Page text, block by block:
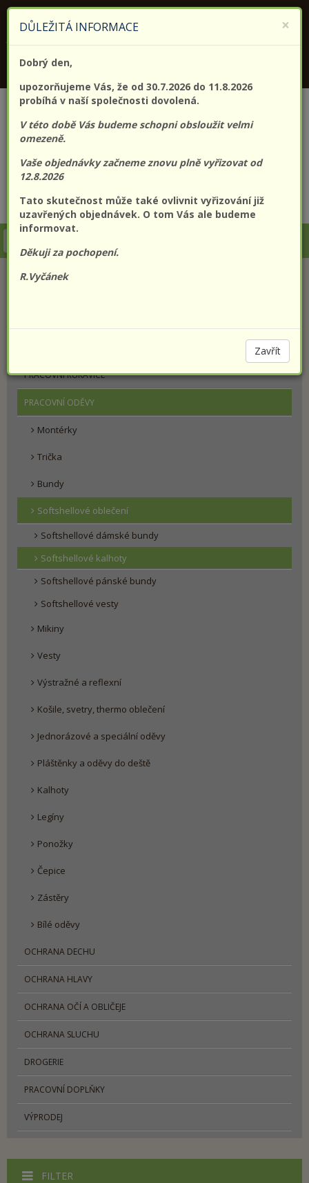
CZK EUR Přihlášení Registrace
PRACOVNÍ RUKAVICE
PRACOVNÍ ODĚVY
Montérky
Trička
Bundy
Softshellové oblečení
Softshellové dámské bundy
Softshellové kalhoty
Softshellové pánské bundy
Softshellové vesty
Mikiny
Vesty
Výstražné a reflexní
Košile, svetry, thermo oblečení
Jednorázové a speciální oděvy
Pláštěnky a oděvy do deště
Kalhoty
Legíny
Ponožky
Čepice
Zástěry
Bílé oděvy
OCHRANA DECHU
OCHRANA HLAVY
OCHRANA OČÍ A OBLIČEJE
OCHRANA SLUCHU
DROGERIE
PRACOVNÍ DOPLŇKY
VÝPRODEJ
FILTER
×
DŮLEŽITÁ INFORMACE
Dobrý den,
upozorňujeme Vás, že od 30.7.2026 do 11.8.2026
probíhá v naší společnosti dovolená.
V této době Vás budeme schopni obsloužit velmi
omezeně.
Vaše objednávky začneme znovu plně vyřizovat od
12.8.2026
Tato skutečnost může také ovlivnit vyřizování již
uzavřených objednávek. O tom Vás ale budeme
informovat.
Děkuji za pochopení.
R.Vyčánek
Zavřít